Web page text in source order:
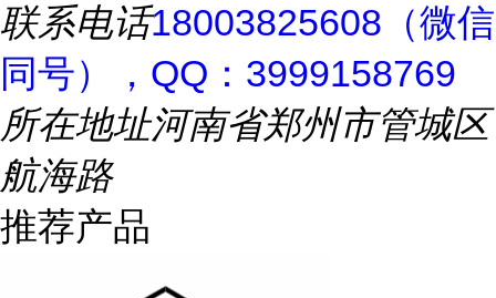
联系电话18003825608（微信
同号），QQ：3999158769
所在地址河南省郑州市管城区
航海路
推荐产品